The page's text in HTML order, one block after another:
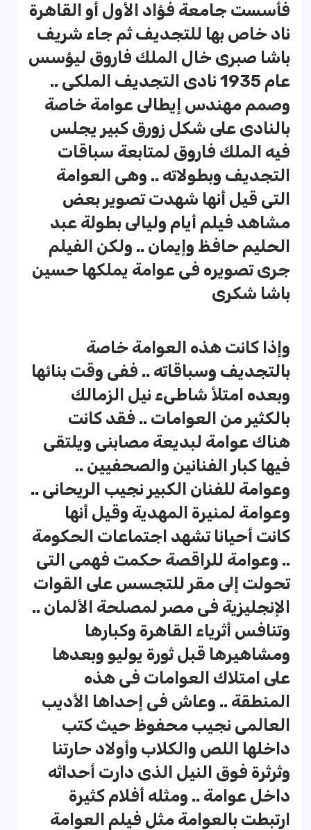
فأسست جامعة فؤاد الأول أو القاهرة
ناد خاص بها للتجديف ثم جاء شريف
باشا صبرى خال الملك فاروق ليؤسس
عام 1935 نادى التجديف الملكى ..
وصمم مهندس إيطالى عوامة خاصة
بالنادى على شكل زورق كبير يجلس
فيه الملك فاروق لمتابعة سباقات
التجديف وبطولاته .. وهى العوامة
التى قيل أنها شهدت تصوير بعض
مشاهد فيلم أيام وليالى بطولة عبد
الحليم حافظ وإيمان .. ولكن الفيلم
جرى تصويره فى عوامة يملكها حسين
باشا شكرى
وإذا كانت هذه العوامة خاصة
بالتجديف وسباقاته .. ففى وقت بنائها
وبعده امتلأ شاطىء نيل الزمالك
بالكثير من العوامات .. فقد كانت
هناك عوامة لبديعة مصابنى ويلتقى
فيها كبار الفنانين والصحفيين ..
وعوامة للفنان الكبير نجيب الريحانى ..
وعوامة لمنيرة المهدية وقيل أنها
كانت أحيانا تشهد اجتماعات الحكومة
.. وعوامة للراقصة حكمت فهمى التى
تحولت إلى مقر للتجسس على القوات
الإنجليزية فى مصر لمصلحة الألمان ..
وتنافس أثرياء القاهرة وكبارها
ومشاهيرها قبل ثورة يوليو وبعدها
على امتلاك العوامات فى هذه
المنطقة .. وعاش فى إحداها الأديب
العالمى نجيب محفوظ حيث كتب
داخلها اللص والكلاب وأولاد حارتنا
وثرثرة فوق النيل الذى دارت أحداثه
داخل عوامة .. ومثله أفلام كثيرة
ارتبطت بالعوامة مثل فيلم العوامة